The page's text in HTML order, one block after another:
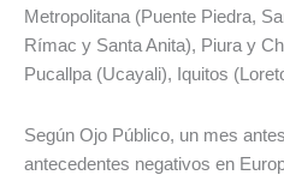
Metropolitana (Puente Piedra,
Rímac y Santa Anita), Piura y
Pucallpa (Ucayali), Iquitos
Según Ojo Público, un mes
antecedentes negativos en